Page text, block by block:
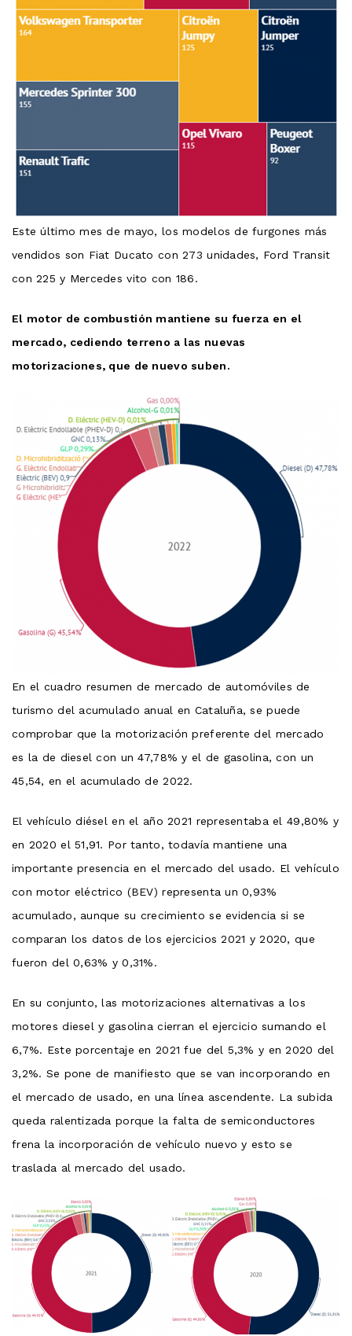
Este último mes de mayo, los modelos de furgones más
vendidos son Fiat Ducato con 273 unidades, Ford Transit
con 225 y Mercedes vito con 186.
El motor de combustión mantiene su fuerza en el
mercado, cediendo terreno a las nuevas
motorizaciones, que de nuevo suben.
En el cuadro resumen de mercado de automóviles de
turismo del acumulado anual en Cataluña, se puede
comprobar que la motorización preferente del mercado
es la de diesel con un 47,78% y el de gasolina, con un
45,54, en el acumulado de 2022.
El vehículo diésel en el año 2021 representaba el 49,80% y
en 2020 el 51,91. Por tanto, todavía mantiene una
importante presencia en el mercado del usado. El vehículo
con motor eléctrico (BEV) representa un 0,93%
acumulado, aunque su crecimiento se evidencia si se
comparan los datos de los ejercicios 2021 y 2020, que
fueron del 0,63% y 0,31%.
En su conjunto, las motorizaciones alternativas a los
motores diesel y gasolina cierran el ejercicio sumando el
6,7%. Este porcentaje en 2021 fue del 5,3% y en 2020 del
3,2%. Se pone de manifiesto que se van incorporando en
el mercado de usado, en una línea ascendente. La subida
queda ralentizada porque la falta de semiconductores
frena la incorporación de vehículo nuevo y esto se
traslada al mercado del usado.